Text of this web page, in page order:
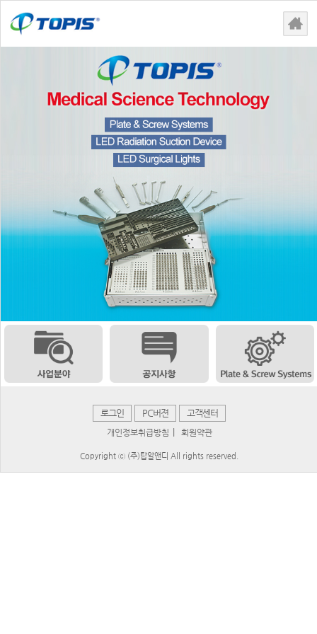
로그인 PC버젼 고객센터
개인정보취급방침 회원약관
Copyright ⓒ (주)탑알앤디 All rights reserved.